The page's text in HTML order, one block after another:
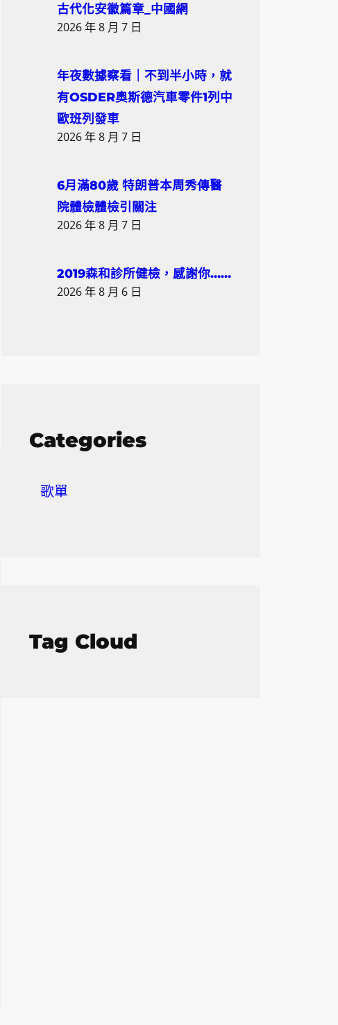
古代化安徽篇章_中國網
2026 年 8 月 7 日
年夜數據察看｜不到半小時，就
有OSDER奧斯德汽車零件1列中
歐班列發車
2026 年 8 月 7 日
6月滿80歲 特朗普本周秀傳醫
院體檢體檢引關注
2026 年 8 月 7 日
2019森和診所健檢，感謝你……
2026 年 8 月 6 日
Categories
歌單
Tag Cloud